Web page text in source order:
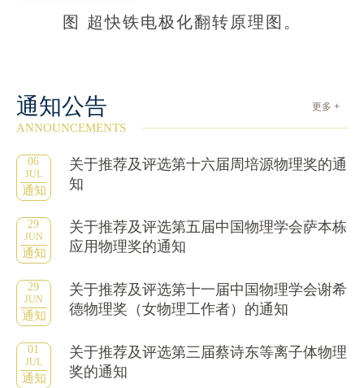
图 超快铁电极化翻转原理图。
通知公告 更多 +
ANNOUNCEMENTS
06
JUL
通知
关于推荐及评选第十六届周培源物理奖的通
知
29
JUN
通知
关于推荐及评选第五届中国物理学会萨本栋
应用物理奖的通知
29
JUN
通知
关于推荐及评选第十一届中国物理学会谢希
德物理奖（女物理工作者）的通知
01
JUL
通知
关于推荐及评选第三届蔡诗东等离子体物理
奖的通知